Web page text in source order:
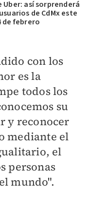
Uber: así sorprenderá
de CdMx este
de febrero
con los
es la
todos los
su
y reconocer
mediante el
el
personas
mundo".